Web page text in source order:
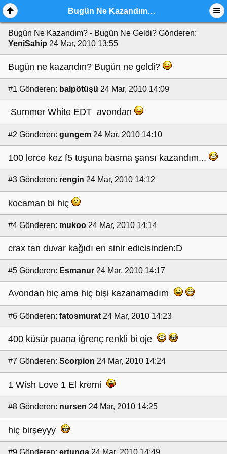
Bugün Ne Kazandım? - Bugün Ne Geldi?
Bugün Ne Kazandım? - Bugün Ne Geldi? Gönderen:
YeniSahip 24 Mar, 2010 13:55
Bugün ne kazandın? Bugün ne geldi?
#1 Gönderen: balpötüşü 24 Mar, 2010 14:09
Summer White EDT avondan
#2 Gönderen: gungem 24 Mar, 2010 14:10
100 lerce kez f5 tuşuna basma şansı kazandım...
#3 Gönderen: rengin 24 Mar, 2010 14:12
kocaman bi hiç
#4 Gönderen: mukoo 24 Mar, 2010 14:14
crax tan duvar kağıdı en sinir edicisinden:D
#5 Gönderen: Esmanur 24 Mar, 2010 14:17
Avondan hiç ama hiç bişi kazanamadım
#6 Gönderen: fatosmurat 24 Mar, 2010 14:23
400 küsür puana iğrenç renkli bi oje
#7 Gönderen: Scorpion 24 Mar, 2010 14:24
1 Wish Love 1 El kremi
#8 Gönderen: nursen 24 Mar, 2010 14:25
hiç birşeyyy
#9 Gönderen: ertunga 24 Mar, 2010 14:49